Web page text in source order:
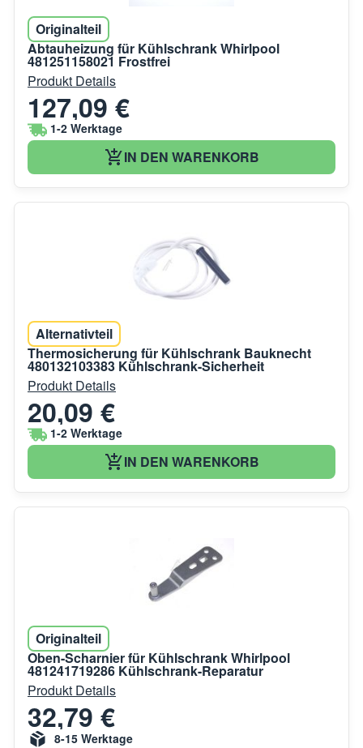
Originalteil
Abtauheizung für Kühlschrank Whirlpool
481251158021 Frostfrei
Produkt Details
127,09 €
1-2 Werktage
IN DEN WARENKORB
Alternativteil
Thermosicherung für Kühlschrank Bauknecht
480132103383 Kühlschrank-Sicherheit
Produkt Details
20,09 €
1-2 Werktage
IN DEN WARENKORB
Originalteil
Oben-Scharnier für Kühlschrank Whirlpool
481241719286 Kühlschrank-Reparatur
Produkt Details
32,79 €
8-15 Werktage